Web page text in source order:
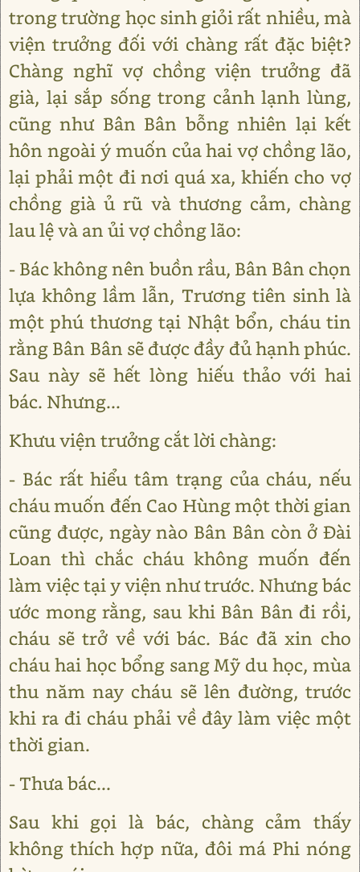
trong trường học sinh giỏi rất nhiều, mà
viện trưởng đối với chàng rất đặc biệt?
Chàng nghĩ vợ chồng viện trưởng đã
già, lại sắp sống trong cảnh lạnh lùng,
cũng như Bân Bân bỗng nhiên lại kết
hôn ngoài ý muốn của hai vợ chồng lão,
lại phải một đi nơi quá xa, khiến cho vợ
chồng già ủ rũ và thương cảm, chàng
lau lệ và an ủi vợ chồng lão:
- Bác không nên buồn rầu, Bân Bân chọn
lựa không lầm lẫn, Trương tiên sinh là
một phú thương tại Nhật bổn, cháu tin
rằng Bân Bân sẽ được đầy đủ hạnh phúc.
Sau này sẽ hết lòng hiếu thảo với hai
bác. Nhưng...
Khưu viện trưởng cắt lời chàng:
- Bác rất hiểu tâm trạng của cháu, nếu
cháu muốn đến Cao Hùng một thời gian
cũng được, ngày nào Bân Bân còn ở Đài
Loan thì chắc cháu không muốn đến
làm việc tại y viện như trước. Nhưng bác
ước mong rằng, sau khi Bân Bân đi rồi,
cháu sẽ trở về với bác. Bác đã xin cho
cháu hai học bổng sang Mỹ du học, mùa
thu năm nay cháu sẽ lên đường, trước
khi ra đi cháu phải về đây làm việc một
thời gian.
- Thưa bác...
Sau khi gọi là bác, chàng cảm thấy
không thích hợp nữa, đôi má Phi nóng